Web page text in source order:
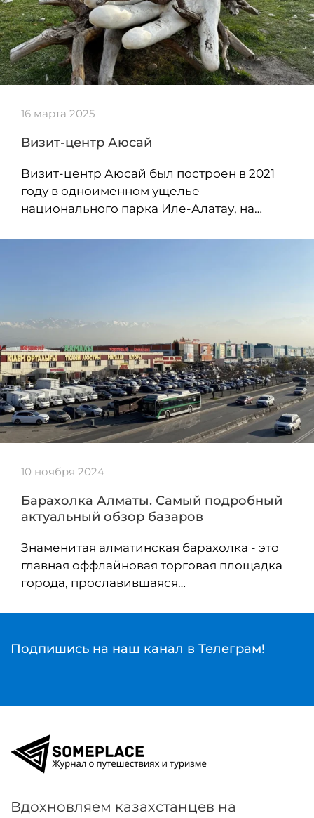
16 марта 2025
Визит-центр Аюсай
Визит-центр Аюсай был построен в 2021
году в одноименном ущелье
национального парка Иле-Алатау, на…
10 ноября 2024
Барахолка Алматы. Самый подробный
актуальный обзор базаров
Знаменитая алматинская барахолка - это
главная оффлайновая торговая площадка
города, прославившаяся…
Подпишись на наш канал в Телеграм!
Вдохновляем казахстанцев на